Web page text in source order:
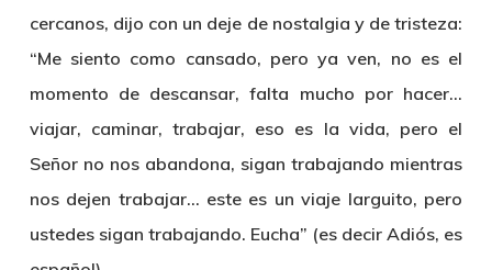
cercanos, dijo con un deje de nostalgia y de tristeza:
“Me siento como cansado, pero ya ven, no es el
momento de descansar, falta mucho por hacer…
viajar, caminar, trabajar, eso es la vida, pero el
Señor no nos abandona, sigan trabajando mientras
nos dejen trabajar… este es un viaje larguito, pero
ustedes sigan trabajando. Eucha” (es decir Adiós, es